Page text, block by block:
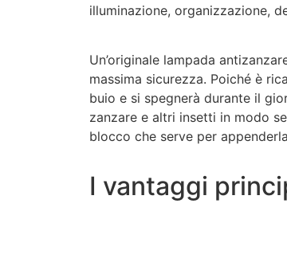
illuminazione, organizzazione,
Un’originale lampada
massima sicurezza. Poiché è
buio e si spegnerà durante il
zanzare e altri insetti in modo
blocco che serve per
I vantaggi